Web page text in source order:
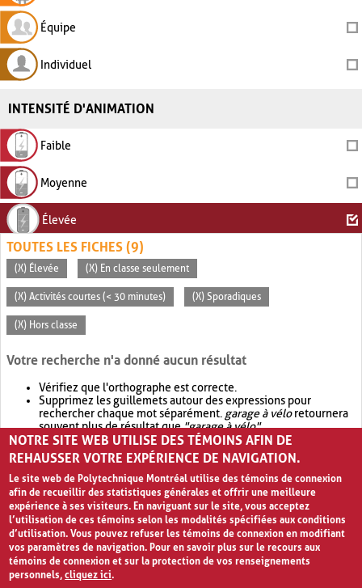
Équipe
Individuel
INTENSITÉ D'ANIMATION
Faible
Moyenne
Élevée
TOUTES LES FICHES (9)
(X) Élevée (X) En classe seulement
(X) Activités courtes (< 30 minutes) (X) Sporadiques
(X) Hors classe
Votre recherche n'a donné aucun résultat
Vérifiez que l'orthographe est correcte.
Supprimez les guillemets autour des expressions pour
rechercher chaque mot séparément. garage à véloretournera
souvent plus de résultat que"garage à vélo".
Envisagez d'élargir votre recherche avec OR.garage OR vélo
retournera souvent plus de résultat quegarage à vélo
NOTRE SITE WEB UTILISE DES TÉMOINS AFIN DE
REHAUSSER VOTRE EXPÉRIENCE DE NAVIGATION.
Le site web de Polytechnique Montréal utilise des témoins de connexion
afin de recueillir des statistiques générales et offrir une meilleure
expérience à ses visiteurs. En naviguant sur le site, vous acceptez
l’utilisation de ces témoins selon les modalités spécifiées aux conditions
d’utilisation. Vous pouvez refuser les témoins de connexion en modifiant
vos paramètres de navigation. Pour en savoir plus sur le recours aux
témoins de connexion et sur la protection de vos renseignements
personnels,cliquez ici.